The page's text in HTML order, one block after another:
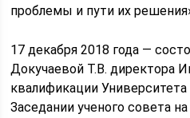
проблемы и пути их
17 декабря 2018 года —
Докучаевой Т.В. директора
квалификации
Заседании ученого совета